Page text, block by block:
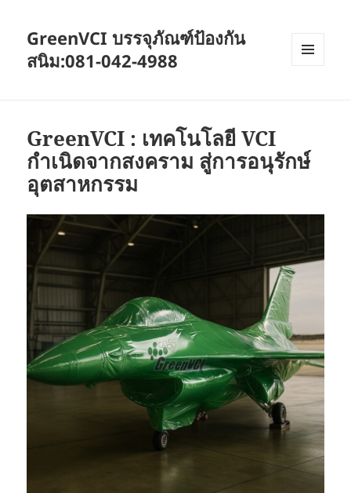
GreenVCI บรรจุภัณฑ์ป้องกัน
สนิม:081-042-4988
GreenVCI : เทคโนโลยี VCI
กำเนิดจากสงคราม สู่การอนุรักษ์
อุตสาหกรรม